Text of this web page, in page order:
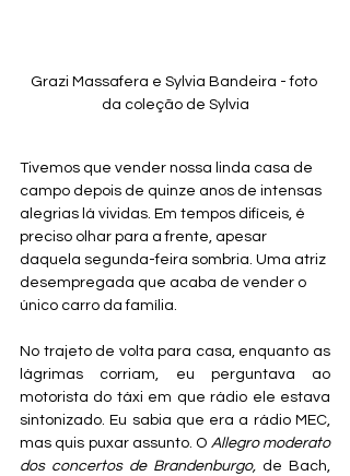
Grazi Massafera e Sylvia Bandeira - foto
da coleção de Sylvia
Tivemos que vender nossa linda casa de
campo depois de quinze anos de intensas
alegrias lá vividas. Em tempos difíceis, é
preciso olhar para a frente, apesar
daquela segunda-feira sombria. Uma atriz
desempregada que acaba de vender o
único carro da família.
No trajeto de volta para casa, enquanto as
lágrimas corriam, eu perguntava ao
motorista do táxi em que rádio ele estava
sintonizado. Eu sabia que era a rádio MEC,
mas quis puxar assunto. O Allegro moderato
dos concertos de Brandenburgo, de Bach,